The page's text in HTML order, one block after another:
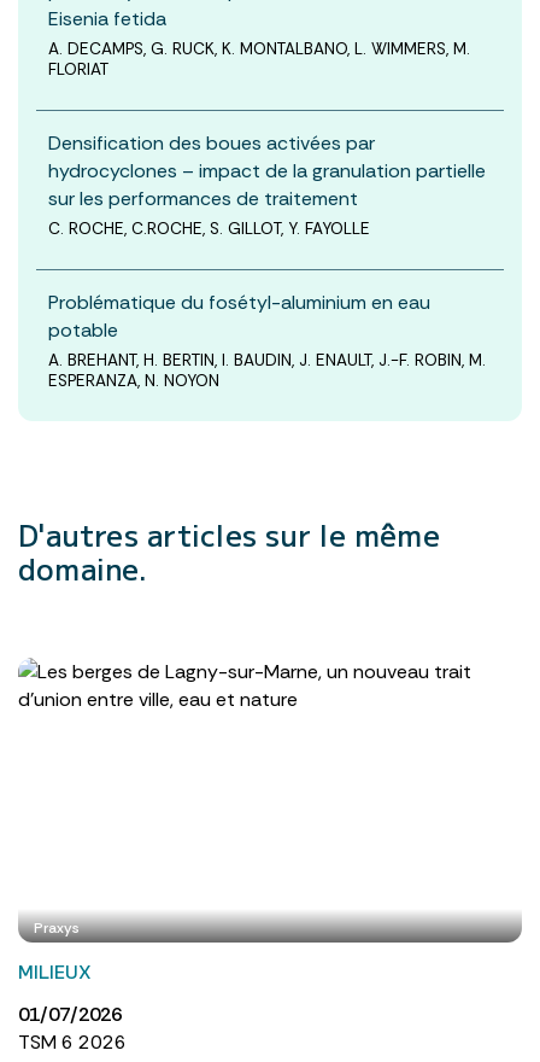
Eisenia fetida
A. DECAMPS, G. RUCK, K. MONTALBANO, L. WIMMERS, M.
FLORIAT
Densification des boues activées par
hydrocyclones – impact de la granulation partielle
sur les performances de traitement
C. ROCHE, C.ROCHE, S. GILLOT, Y. FAYOLLE
Problématique du fosétyl-aluminium en eau
potable
A. BREHANT, H. BERTIN, I. BAUDIN, J. ENAULT, J.-F. ROBIN, M.
ESPERANZA, N. NOYON
D'autres articles sur le même
domaine.
Praxys
MILIEUX
01/07/2026
TSM 6 2026